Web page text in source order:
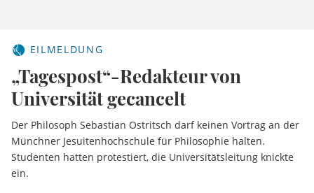
EILMELDUNG
„Tagespost“-Redakteur von
Universität gecancelt
Der Philosoph Sebastian Ostritsch darf keinen Vortrag an der
Münchner Jesuitenhochschule für Philosophie halten.
Studenten hatten protestiert, die Universitätsleitung knickte
ein.